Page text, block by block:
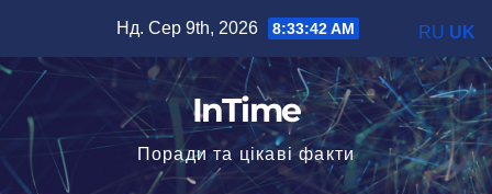
вмісту
Нд. Сер 9th, 2026 8:33:43 AM
InTime
Поради та цікаві факти
RU UK